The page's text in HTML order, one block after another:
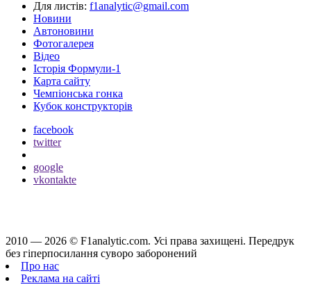
Для листів: f1analytic@gmail.com
Новини
Автоновини
Фотогалерея
Відео
Історія Формули-1
Карта сайту
Чемпіонська гонка
Кубок конструкторів
facebook
twitter
google
vkontakte
2010 — 2026 © F1analytic.com. Усi права захищенi. Передрук
без гіперпосилання суворо заборонений
Про нас
Реклама на сайті